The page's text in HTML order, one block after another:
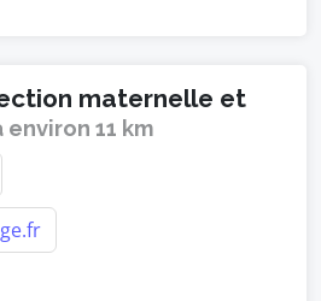
maternelle et
environ 11 km